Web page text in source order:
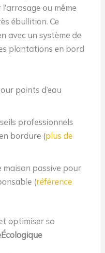
ou même
ébullition. Ce
avec un système de
plantations en bord
points d’eau
professionnels
bordure (plus de
passive pour
(référence
optimiser sa